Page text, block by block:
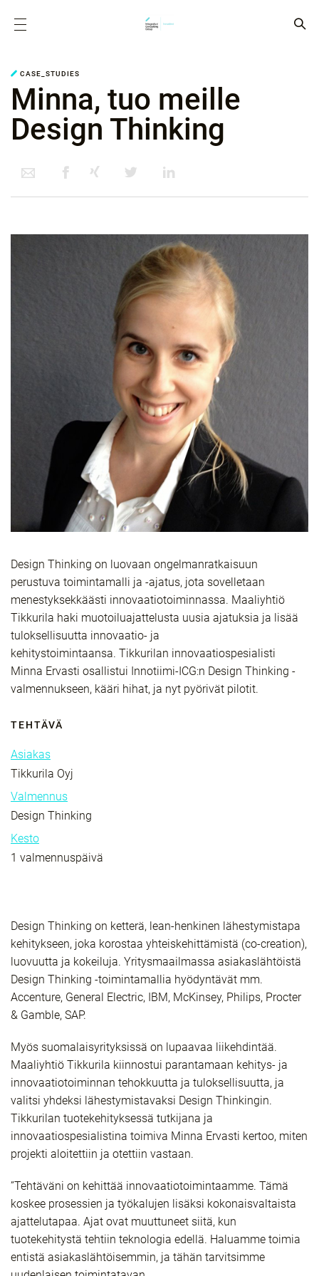
CASE_STUDIES
Minna, tuo meille
Design Thinking
Design Thinking on luovaan ongelmanratkaisuun
perustuva toimintamalli ja -ajatus, jota sovelletaan
menestyksekkäästi innovaatiotoiminnassa. Maaliyhtiö
Tikkurila haki muotoiluajattelusta uusia ajatuksia ja lisää
tuloksellisuutta innovaatio- ja
kehitystoimintaansa. Tikkurilan innovaatiospesialisti
Minna Ervasti osallistui Innotiimi-ICG:n Design Thinking -
valmennukseen, kääri hihat, ja nyt pyörivät pilotit.
TEHTÄVÄ
Asiakas
Tikkurila Oyj
Valmennus
Design Thinking
Kesto
1 valmennuspäivä
Design Thinking on ketterä, lean-henkinen lähestymistapa
kehitykseen, joka korostaa yhteiskehittämistä (co-creation),
luovuutta ja kokeiluja. Yritysmaailmassa asiakaslähtöistä
Design Thinking -toimintamallia hyödyntävät mm.
Accenture, General Electric, IBM, McKinsey, Philips, Procter
& Gamble, SAP.
Myös suomalaisyrityksissä on lupaavaa liikehdintää.
Maaliyhtiö Tikkurila kiinnostui parantamaan kehitys- ja
innovaatiotoiminnan tehokkuutta ja tuloksellisuutta, ja
valitsi yhdeksi lähestymistavaksi Design Thinkingin.
Tikkurilan tuotekehityksessä tutkijana ja
innovaatiospesialistina toimiva Minna Ervasti kertoo, miten
projekti aloitettiin ja otettiin vastaan.
”Tehtäväni on kehittää innovaatiotoimintaamme. Tämä
koskee prosessien ja työkalujen lisäksi kokonaisvaltaista
ajattelutapaa. Ajat ovat muuttuneet siitä, kun
tuotekehitystä tehtiin teknologia edellä. Haluamme toimia
entistä asiakaslähtöisemmin, ja tähän tarvitsimme